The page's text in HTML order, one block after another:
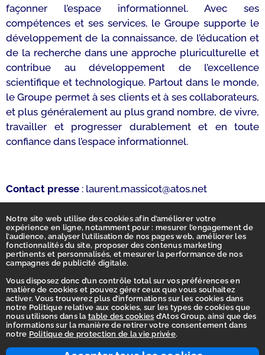
Notre site web utilise des cookies afin d’améliorer votre
expérience en ligne, notamment pour : mesurer l’engagement de
l’audience, analyser l’utilisation de nos pages web, améliorer les
fonctionnalités du site, proposer des contenus marketing
pertinents et personnalisés, et mesurer la performance de nos
campagnes de publicité digitale.
Vous disposez donc d’un contrôle total sur vos préférences en
matière de cookies et pouvez gérer ceux que vous souhaitez
activer. Vous trouverez plus d’informations sur les cookies dans
notre Politique relative aux cookies, sur les types de cookies que
nous utilisons dans la table des cookies d’Atos Group, ainsi que des
informations sur la manière de retirer votre consentement dans
notre Politique de protection de la vie privée.
façonner l’espace informationnel. Avec ses
compétences et ses services, le Groupe supporte le
développement de la connaissance, de l’éducation et
de la recherche dans une approche pluriculturelle et
contribue au développement de l’excellence
scientifique et technologique. Partout dans le monde,
le Groupe permet à ses clients et à ses collaborateurs,
et plus généralement au plus grand nombre, de vivre,
travailler et progresser durablement et en toute
confiance dans l’espace informationnel.
Contact presse : laurent.massicot@atos.net
Homepage
Accessibility Statement
Terms of use